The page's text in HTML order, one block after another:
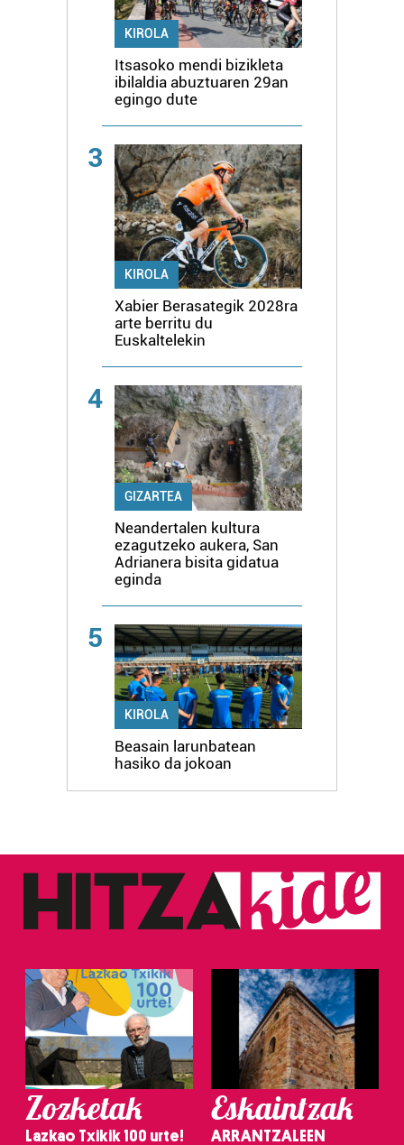
KIROLA
Itsasoko mendi bizikleta
ibilaldia abuztuaren 29an
egingo dute
3
KIROLA
Xabier Berasategik 2028ra
arte berritu du
Euskaltelekin
4
GIZARTEA
Neandertalen kultura
ezagutzeko aukera, San
Adrianera bisita gidatua
eginda
5
KIROLA
Beasain larunbatean
hasiko da jokoan
Zozketak
Lazkao Txikik 100 urte!
Eskaintzak
ARRANTZALEEN